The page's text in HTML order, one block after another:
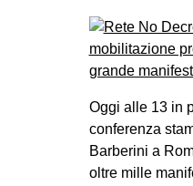
Oggi alle 13 in
conferenza
Barberini a
oltre mille